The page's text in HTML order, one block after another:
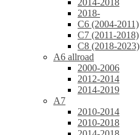
2014-2018
2018-
C6 (2004-2011)
C7 (2011-2018)
C8 (2018-2023)
A6 allroad
2000-2006
2012-2014
2014-2019
A7
2010-2014
2010-2018